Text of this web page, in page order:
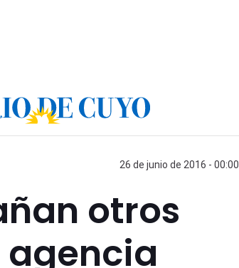
26 de junio de 2016 - 00:00
otros
agencia